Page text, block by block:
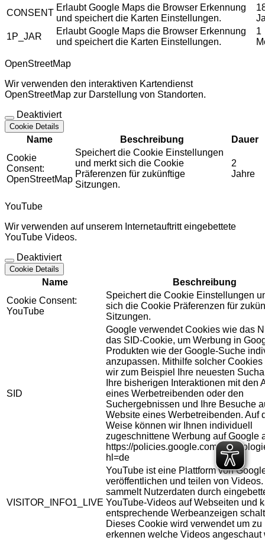
CONSENT
Erlaubt Google Maps die Browser Erkennung
und speichert die Karten Einstellungen.
1P_JAR
Erlaubt Google Maps die Browser Erkennung
und speichert die Karten Einstellungen.
1
OpenStreetMap
Wir verwenden den interaktiven Kartendienst
OpenStreetMap zur Darstellung von Standorten.
Deaktiviert
Cookie Details
Name Beschreibung
Dauer
Cookie
Consent:
OpenStreetMap
Speichert die Cookie Einstellungen
und merkt sich die Cookie
Präferenzen für zukünftige
Sitzungen.
2
Jahre
YouTube
Wir verwenden auf unserem Internetauftritt eingebettete
YouTube Videos.
Deaktiviert
Cookie Details
Name
Beschreibung
Cookie Consent:
YouTube
Speichert die Cookie Einstellungen
sich die Cookie Präferenzen für
Sitzungen.
SID
Google verwendet Cookies wie das
das SID-Cookie, um Werbung in
Produkten wie der Google-Suche
anzupassen. Mithilfe solcher Cookies
wir zum Beispiel Ihre neuesten
Ihre bisherigen Interaktionen mit den
eines Werbetreibenden oder den
Suchergebnissen und Ihre Besuche
Website eines Werbetreibenden. Auf
Weise können wir Ihnen individuell
zugeschnittene Werbung auf Google
https://policies.google.com/
hl=de
VISITOR_INFO1_LIVE
YouTube ist eine Plattform von
veröffentlichen und teilen von
sammelt Nutzerdaten durch
YouTube-Videos auf Webseiten und
entsprechende Werbeanzeigen
Dieses Cookie wird verwendet um zu
erkennen welche Videos angeschaut